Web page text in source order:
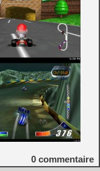
0 commentaire